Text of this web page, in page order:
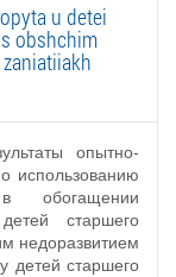
u detei
obshchim
опытно-
использованию
обогащении
старшего
недоразвитием
детей старшего